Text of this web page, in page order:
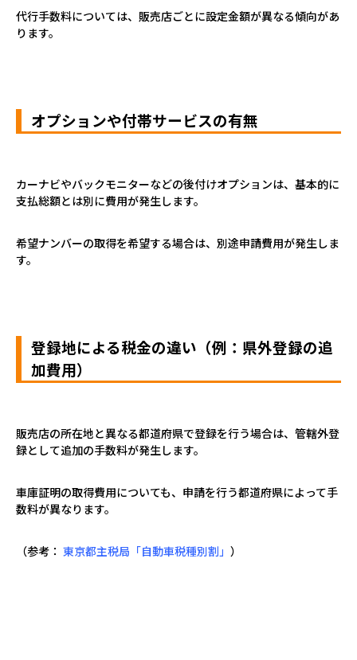
代行手数料については、販売店ごとに設定金額が異なる傾向があ
ります。
オプションや付帯サービスの有無
カーナビやバックモニターなどの後付けオプションは、基本的に
支払総額とは別に費用が発生します。
希望ナンバーの取得を希望する場合は、別途申請費用が発生しま
す。
登録地による税金の違い（例：県外登録の追
加費用）
販売店の所在地と異なる都道府県で登録を行う場合は、管轄外登
録として追加の手数料が発生します。
車庫証明の取得費用についても、申請を行う都道府県によって手
数料が異なります。
（参考： 東京都主税局「自動車税種別割」 ）